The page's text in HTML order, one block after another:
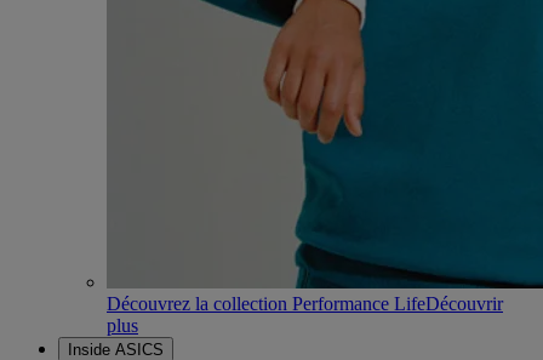
Découvrez la collection Performance LifeDécouvrir
plus
Inside ASICS